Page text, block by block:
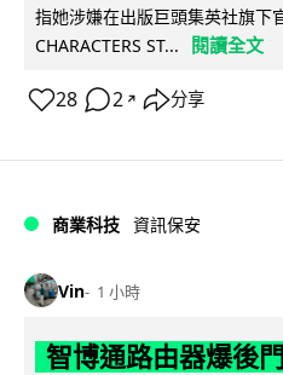
指她涉嫌在出版巨頭集英社旗下
CHARACTERS ST...
閱讀全文
28 2 ↗ 分享
商業科技 資訊保安
Vin 1 小時
智博通路由器爆後